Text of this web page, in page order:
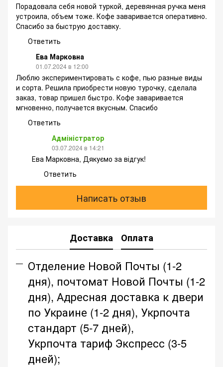
Порадовала себя новой туркой, деревянная ручка меня
устроила, объем тоже. Кофе заваривается оперативно.
Спасибо за быструю доставку.
Ответить
Ева Марковна
01.07.2024 в 12:00
Люблю экспериментировать с кофе, пью разные виды
и сорта. Решила приобрести новую турочку, сделала
заказ, товар пришел быстро. Кофе заваривается
мгновенно, получается вкусным. Спасибо
Ответить
Адміністратор
03.07.2024 в 14:21
Ева Марковна, Дякуємо за відгук!
Ответить
Написать отзыв
Доставка Оплата
Отделение Новой Почты (1-2
дня), почтомат Новой Почты (1-2
дня), Адресная доставка к двери
по Украине (1-2 дня), Укрпочта
стандарт (5-7 дней),
Укрпочта тариф Экспресс (3-5
дней);